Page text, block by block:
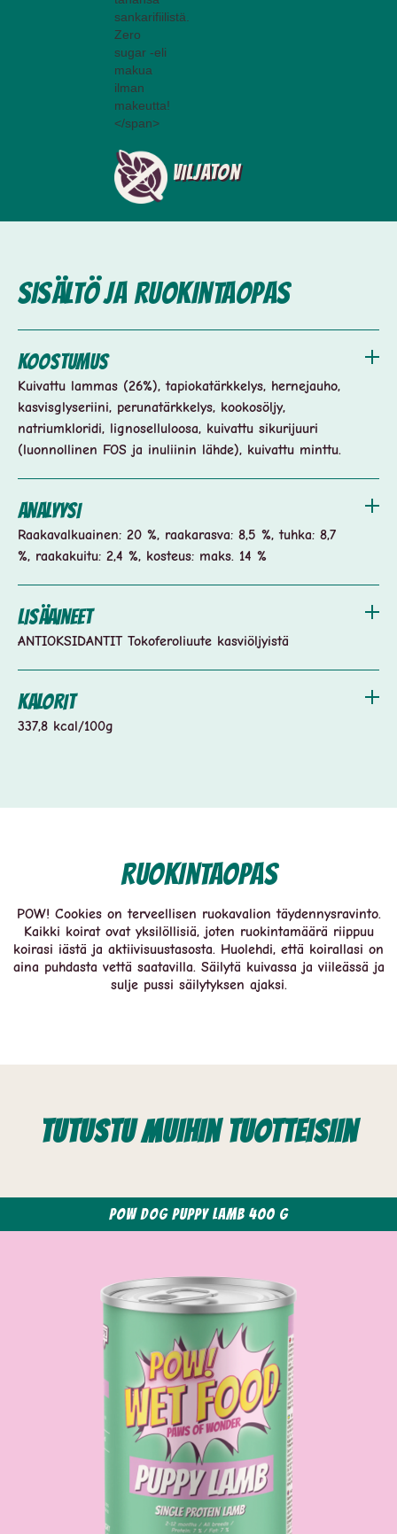
Viljaton
Sisältö ja ruokintaopas
Koostumus
Kuivattu lammas (26%), tapiokatärkkelys, hernejauho,
kasvisglyseriini, perunatärkkelys, kookosöljy,
natriumkloridi, lignoselluloosa, kuivattu sikurijuuri
(luonnollinen FOS ja inuliinin lähde), kuivattu minttu.
Analyysi
Raakavalkuainen: 20 %, raakarasva: 8,5 %, tuhka: 8,7
%, raakakuitu: 2,4 %, kosteus: maks. 14 %
Lisäaineet
ANTIOKSIDANTIT Tokoferoliuute kasviöljyistä
Kalorit
337,8 kcal/100g
Ruokintaopas
POW! Cookies on terveellisen ruokavalion täydennysravinto.
Kaikki koirat ovat yksilöllisiä, joten ruokintamäärä riippuu
koirasi iästä ja aktiivisuustasosta. Huolehdi, että koirallasi on
aina puhdasta vettä saatavilla. Säilytä kuivassa ja viileässä ja
sulje pussi säilytyksen ajaksi.
Tutustu muihin tuotteisiin
POW Dog Puppy Lamb 400 g